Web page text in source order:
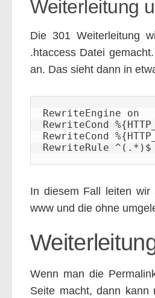
Weiterleitung
Die 301 Weiterleitung
.htaccess Datei
an. Das sieht dann in
RewriteEngine on
RewriteCond
RewriteCond
RewriteRule ^(.*)$
In diesem Fall leiten wir
www und die ohne
Wenn man die
Seite macht, dann kann